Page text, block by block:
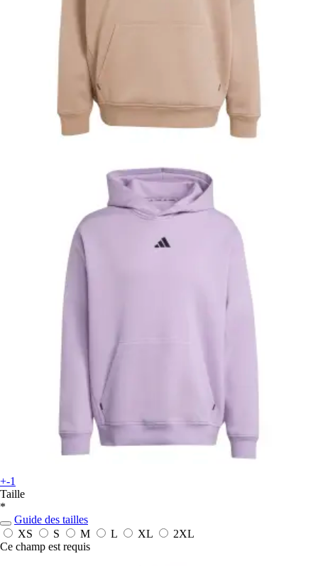
+-1
Taille
*
Guide des tailles
XS
S M L XL
2XL
Ce champ est requis